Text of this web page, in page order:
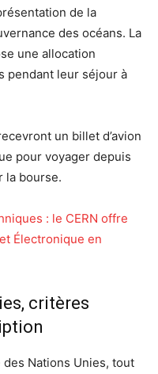
de la
des océans. La
une allocation
pendant leur séjour à
un billet d’avion
pour voyager depuis
la bourse.
: le CERN offre
Électronique en
critères
Nations Unies, tout